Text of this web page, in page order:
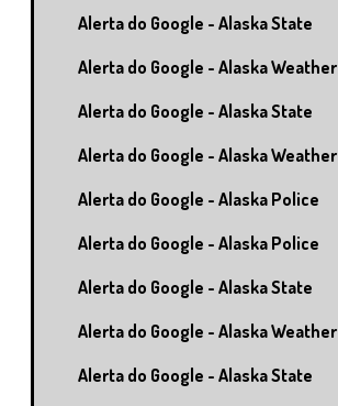
Alerta do Google - Alaska State
Alerta do Google - Alaska Weather
Alerta do Google - Alaska State
Alerta do Google - Alaska Weather
Alerta do Google - Alaska Police
Alerta do Google - Alaska Police
Alerta do Google - Alaska State
Alerta do Google - Alaska Weather
Alerta do Google - Alaska State